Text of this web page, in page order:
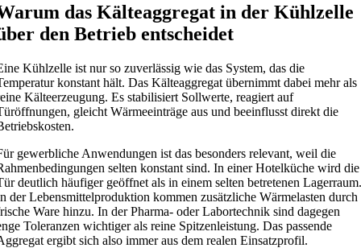
das Kälteaggregat in der Kühlzelle
den Betrieb entscheidet
Kühlzelle ist nur so zuverlässig wie das System, das die
konstant hält. Das Kälteaggregat übernimmt dabei mehr als
Kälteerzeugung. Es stabilisiert Sollwerte, reagiert auf
gleicht Wärmeeinträge aus und beeinflusst direkt die
gewerbliche Anwendungen ist das besonders relevant, weil die
selten konstant sind. In einer Hotelküche wird die
deutlich häufiger geöffnet als in einem selten betretenen
der Lebensmittelproduktion kommen zusätzliche Wärmelasten durch
Ware hinzu. In der Pharma- oder Labortechnik sind dagegen
Toleranzen wichtiger als reine Spitzenleistung. Das passende
ergibt sich also immer aus dem realen Einsatzprofil.